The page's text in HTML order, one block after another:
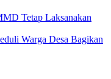
Tetap Laksanakan
Warga Desa Bagikan